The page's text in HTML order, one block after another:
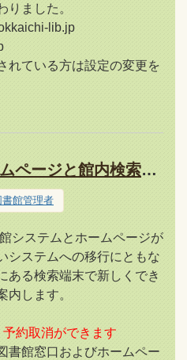
りました。
lib.jp
れている方は設定の変更を
ご案内☆図書館ホームページと館内検索端末で新しくできること☆
書館管理者
システムとホームページが
システムへの移行にともな
ある検索端末で新しくでき
内します。
約取消ができます
書館窓口およびホームペー